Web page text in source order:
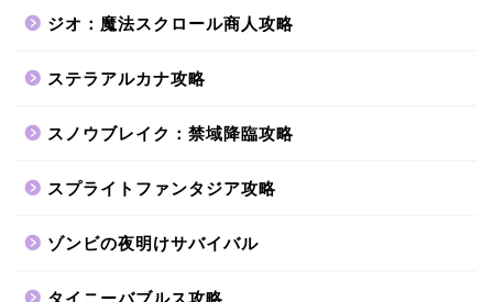
ジオ：魔法スクロール商人攻略
ステラアルカナ攻略
スノウブレイク：禁域降臨攻略
スプライトファンタジア攻略
ゾンビの夜明けサバイバル